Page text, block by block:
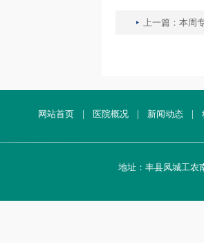
上一篇： 本周
网站首页 医院概况 新闻动态
地址：丰县凤城工